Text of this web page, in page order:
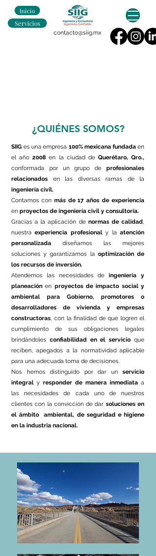
Inicio
Servicios
contacto@siig.mx
¿QUIÉNES SOMOS?
SIIG es una empresa 100% mexicana fundadaen
el año2008en la ciudad de Querétaro, Qro.,
conformada por un grupo de profesionales
relacionados en las diversas ramas de la
ingeniería civil.
Contamos con más de 17 años de experiencia
en proyectos de ingeniería civil y consultoría.
Gracias a la aplicación de normas de calidad,
nuestraexperiencia profesionaly laatención
personalizada diseñamos las mejores
soluciones y garantizamos la optimización de
los recursos de inversión.
Atendemos las necesidades deingeniería y
planeación en proyectos de impacto social y
ambiental
para Gobierno, promotores o
desarrolladores de vivienda y empresas
constructoras, con la finalidad de que logren el
cumplimiento de sus obligaciones legales
brindándoles confiabilidad en el servicio que
reciben, apegados a la normatividad aplicable
para una adecuada toma de decisiones.
Nos hemos distinguido por dar un servicio
integral y responder de manera inmediata a
las necesidades de cada uno de nuestros
clientes con la convicción de dar soluciones en
el ámbito ambiental, de seguridad e higiene
en la industria nacional.